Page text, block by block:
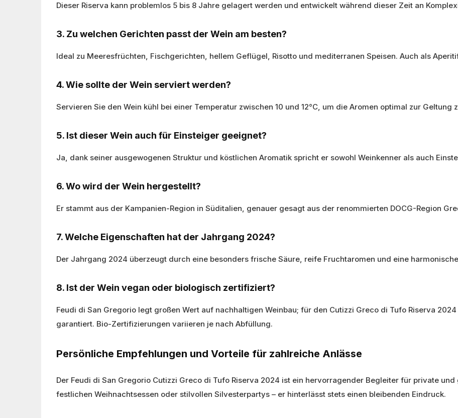
Dieser Riserva kann problemlos 5 bis 8 Jahre gelagert werden und entwickelt während dieser Zeit an
3. Zu welchen Gerichten passt der Wein am besten?
Ideal zu Meeresfrüchten, Fischgerichten, hellem Geflügel, Risotto und mediterranen Speisen. Auch als
4. Wie sollte der Wein serviert werden?
Servieren Sie den Wein kühl bei einer Temperatur zwischen 10 und 12°C, um die Aromen optimal zur Geltung
5. Ist dieser Wein auch für Einsteiger geeignet?
Ja, dank seiner ausgewogenen Struktur und köstlichen Aromatik spricht er sowohl Weinkenner als auch
6. Wo wird der Wein hergestellt?
Er stammt aus der Kampanien-Region in Süditalien, genauer gesagt aus der renommierten DOCG-Region
7. Welche Eigenschaften hat der Jahrgang 2024?
Der Jahrgang 2024 überzeugt durch eine besonders frische Säure, reife Fruchtaromen und eine
8. Ist der Wein vegan oder biologisch zertifiziert?
Feudi di San Gregorio legt großen Wert auf nachhaltigen Weinbau; für den Cutizzi Greco di Tufo Riserva
garantiert. Bio-Zertifizierungen variieren je nach Abfüllung.
Persönliche Empfehlungen und Vorteile für zahlreiche Anlässe
Der Feudi di San Gregorio Cutizzi Greco di Tufo Riserva 2024 ist ein hervorragender Begleiter für private
festlichen Weihnachtsessen oder stilvollen Silvesterpartys – er hinterlässt stets einen bleibenden Eindruck.